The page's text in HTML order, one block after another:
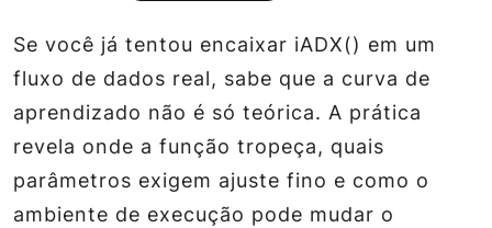
Se você já tentou encaixar iADX() em um
fluxo de dados real, sabe que a curva de
aprendizado não é só teórica. A prática
revela onde a função tropeça, quais
parâmetros exigem ajuste fino e como o
ambiente de execução pode mudar o